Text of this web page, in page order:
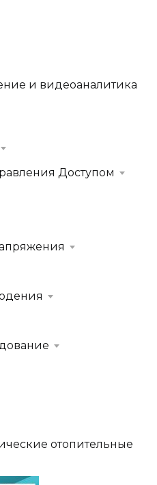
и видеоаналитика
Доступом
отопительные